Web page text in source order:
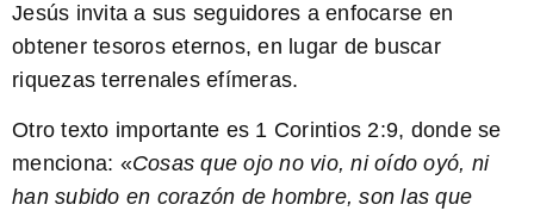
Jesús invita a sus seguidores a enfocarse en
obtener tesoros eternos, en lugar de buscar
riquezas terrenales efímeras.
Otro texto importante es 1 Corintios 2:9, donde se
menciona: «Cosas que ojo no vio, ni oído oyó, ni
han subido en corazón de hombre, son las que